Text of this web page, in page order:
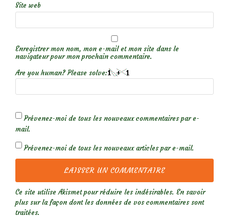
Site web
Enregistrer mon nom, mon e-mail et mon site dans le
navigateur pour mon prochain commentaire.
Are you human? Please solve:
Prévenez-moi de tous les nouveaux commentaires par e-
mail.
Prévenez-moi de tous les nouveaux articles par e-mail.
Ce site utilise Akismet pour réduire les indésirables. En savoir
plus sur la façon dont les données de vos commentaires sont
traitées.